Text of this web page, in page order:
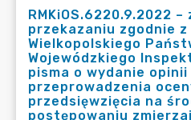
RMKiOS.6220.9.2022
przekazaniu zgodnie z
Wielkopolskiego
Wojewódzkiego
pisma o wydanie
przeprowadzenia
przedsięwzięcia na
postępowaniu